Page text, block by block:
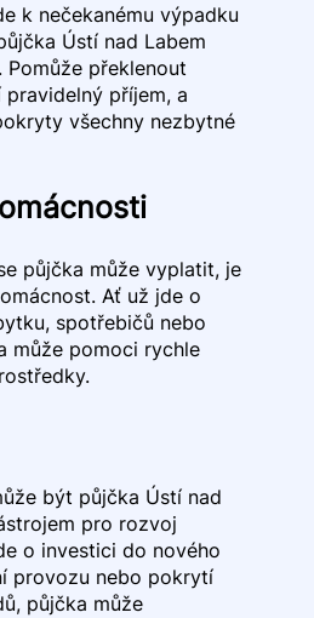
k nečekanému výpadku
Ústí nad Labem
Pomůže překlenout
příjem, a
všechny nezbytné
půjčka může vyplatit, je
Ať už jde o
spotřebičů nebo
může pomoci rychle
být půjčka Ústí nad
pro rozvoj
o investici do nového
provozu nebo pokrytí
půjčka může